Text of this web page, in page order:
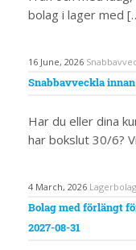
bolag i lager med
16 June, 2026
Snabbavveckla innan
Har du eller dina
har bokslut 30/6?
4 March, 2026 Lagerbolag
Bolag med förlängt
2027-08-31